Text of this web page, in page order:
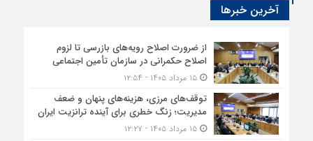
آخرین خبرها
از ضرورت اصلاح رویه‌های بازرسی تا لزوم
اصلاح حکمرانی در سازمان تأمین اجتماعی
۱۵ مرداد ۱۴۰۵ - ۱۲:۵۴
توقف‌های مرزی، هزینه‌های پنهان و ضعف
مدیریت؛ زنگ خطری برای آینده ترانزیت ایران
۱۵ مرداد ۱۴۰۵ - ۱۲:۲۷